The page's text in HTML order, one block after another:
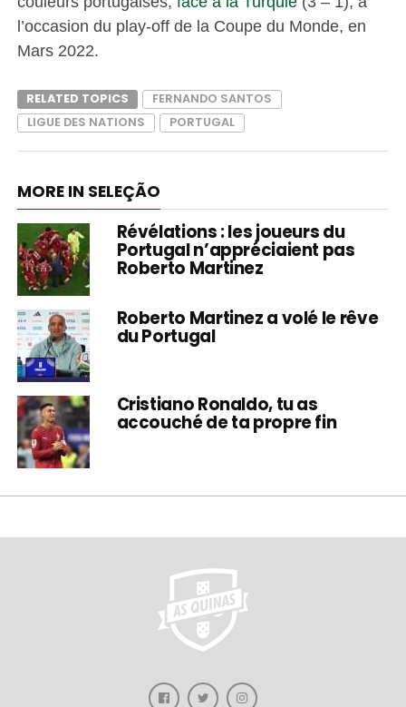
l’occasion du play-off de la Coupe du Monde, en
Mars 2022.
RELATED TOPICS
FERNANDO SANTOS
LIGUE DES NATIONS
PORTUGAL
MORE IN SELEÇÃO
Révélations : les joueurs du
Portugal n’appréciaient pas
Roberto Martinez
Roberto Martinez a volé le rêve
du Portugal
Cristiano Ronaldo, tu as
accouché de ta propre fin